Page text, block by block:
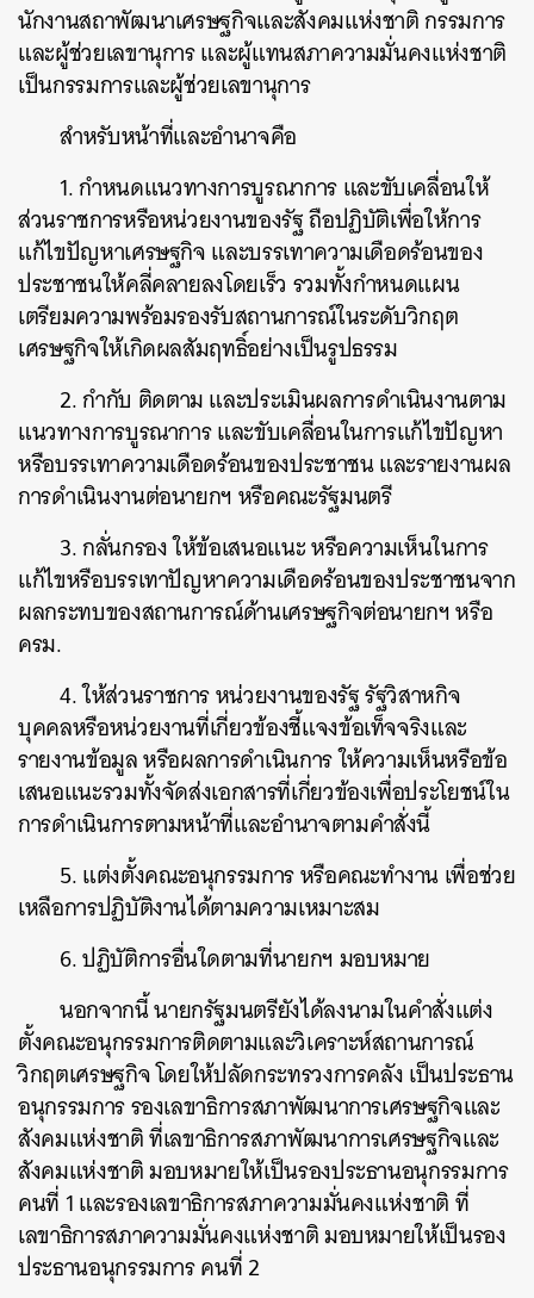
นักงานสถาพัฒนาเศรษฐกิจและสังคมแห่งชาติ กรรมการ
และผู้ช่วยเลขานุการ และผู้แทนสภาความมั่นคงแห่งชาติ
เป็นกรรมการและผู้ช่วยเลขานุการ
สำหรับหน้าที่และอำนาจคือ
1. กำหนดแนวทางการบูรณาการ และขับเคลื่อนให้
ส่วนราชการหรือหน่วยงานของรัฐ ถือปฏิบัติเพื่อให้การ
แก้ไขปัญหาเศรษฐกิจ และบรรเทาความเดือดร้อนของ
ประชาชนให้คลี่คลายลงโดยเร็ว รวมทั้งกำหนดแผน
เตรียมความพร้อมรองรับสถานการณ์ในระดับวิกฤต
เศรษฐกิจให้เกิดผลสัมฤทธิ์อย่างเป็นรูปธรรม
2. กำกับ ติดตาม และประเมินผลการดำเนินงานตาม
แนวทางการบูรณาการ และขับเคลื่อนในการแก้ไขปัญหา
หรือบรรเทาความเดือดร้อนของประชาชน และรายงานผล
การดำเนินงานต่อนายกฯ หรือคณะรัฐมนตรี
3. กลั่นกรอง ให้ข้อเสนอแนะ หรือความเห็นในการ
แก้ไขหรือบรรเทาปัญหาความเดือดร้อนของประชาชนจาก
ผลกระทบของสถานการณ์ด้านเศรษฐกิจต่อนายกฯ หรือ
ครม.
4. ให้ส่วนราชการ หน่วยงานของรัฐ รัฐวิสาหกิจ
บุคคลหรือหน่วยงานที่เกี่ยวข้องชี้แจงข้อเท็จจริงและ
รายงานข้อมูล หรือผลการดำเนินการ ให้ความเห็นหรือข้อ
เสนอแนะรวมทั้งจัดส่งเอกสารที่เกี่ยวข้องเพื่อประโยชน์ใน
การดำเนินการตามหน้าที่และอำนาจตามคำสั่งนี้
5. แต่งตั้งคณะอนุกรรมการ หรือคณะทำงาน เพื่อช่วย
เหลือการปฏิบัติงานได้ตามความเหมาะสม
6. ปฏิบัติการอื่นใดตามที่นายกฯ มอบหมาย
นอกจากนี้ นายกรัฐมนตรียังได้ลงนามในคำสั่งแต่ง
ตั้งคณะอนุกรรมการติดตามและวิเคราะห์สถานการณ์
วิกฤตเศรษฐกิจ โดยให้ปลัดกระทรวงการคลัง เป็นประธาน
อนุกรรมการ รองเลขาธิการสภาพัฒนาการเศรษฐกิจและ
สังคมแห่งชาติ ที่เลขาธิการสภาพัฒนาการเศรษฐกิจและ
สังคมแห่งชาติ มอบหมายให้เป็นรองประธานอนุกรรมการ
คนที่ 1 และรองเลขาธิการสภาความมั่นคงแห่งชาติ ที่
เลขาธิการสภาความมั่นคงแห่งชาติ มอบหมายให้เป็นรอง
ประธานอนุกรรมการ คนที่ 2
SHARE TWEET LINE EMAIL